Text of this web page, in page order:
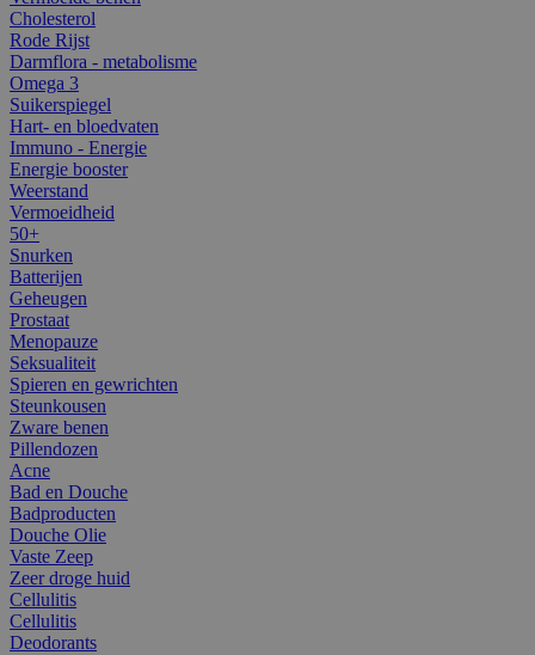
Cholesterol
Rode Rijst
Darmflora - metabolisme
Omega 3
Suikerspiegel
Hart- en bloedvaten
Immuno - Energie
Energie booster
Weerstand
Vermoeidheid
50+
Snurken
Batterijen
Geheugen
Prostaat
Menopauze
Seksualiteit
Spieren en gewrichten
Steunkousen
Zware benen
Pillendozen
Acne
Bad en Douche
Badproducten
Douche Olie
Vaste Zeep
Zeer droge huid
Cellulitis
Cellulitis
Deodorants